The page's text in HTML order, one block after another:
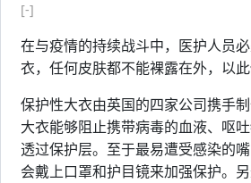
[-]
在与疫情的持续战斗中，医护人员
衣，任何皮肤都不能裸露在外，以此
保护性大衣由英国的四家公司携手
大衣能够阻止携带病毒的血液、呕
透过保护层。至于最易遭受感染的
会戴上口罩和护目镜来加强保护。